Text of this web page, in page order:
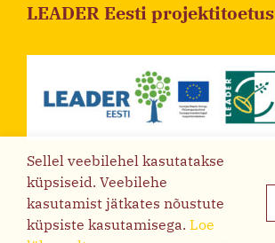
LEADER Eesti projektitoetus
Sellel veebilehel kasutatakse
küpsiseid. Veebilehe
kasutamist jätkates nõustute
küpsiste kasutamisega. Loe